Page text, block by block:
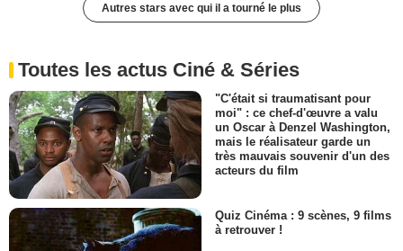
Autres stars avec qui il a tourné le plus
Toutes les actus Ciné & Séries
"C'était si traumatisant pour
moi" : ce chef-d'œuvre a valu
un Oscar à Denzel Washington,
mais le réalisateur garde un
très mauvais souvenir d'un des
acteurs du film
Quiz Cinéma : 9 scènes, 9 films
à retrouver !